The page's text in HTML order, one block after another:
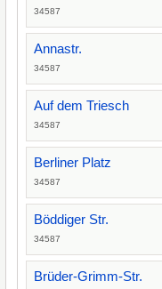
34587
Annastr.
34587
Auf dem Triesch
34587
Berliner Platz
34587
Böddiger Str.
34587
Brüder-Grimm-Str.